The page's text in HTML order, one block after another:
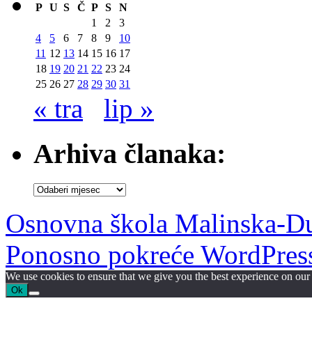
P U S Č P S
N
1
2
3
4
5 6 7 8 9
10
11 12 13 14 15 16 17
18 19 20 21 22 23 24
25 26 27 28 29 30 31
« tra lip »
Arhiva članaka:
Arhiva
Osnovna škola Malinska-
Ponosno pokreće
We use cookies to ensure that we give you the best experience on
Ok